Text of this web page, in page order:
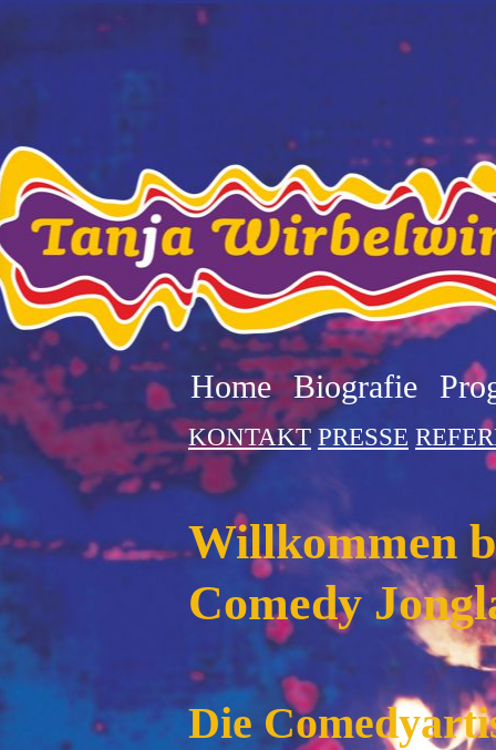
Home Biografie
KONTAKT PRESSE
Willkommen
Comedy
Die